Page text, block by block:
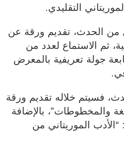
التقليدي.
من الحدث، تقديم ورقة عن
ثم الاستماع لعدد من
جولة تعريفية بالمعرض
فسيتم خلاله تقديم ورقة
والمخطوطات”، بالإضافة
الموريتاني من